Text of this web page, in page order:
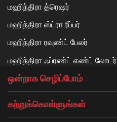
மஹிந்திரா த்ரெஷர்
மஹிந்திரா ஸ்ட்ரா ரீப்பர்
மஹிந்திரா ரவுண்ட் பேலர்
மஹிந்திரா ஃப்ரண்ட் எண்ட் லோடர்
ஒன்றாக செழிப்போம்
கற்றுக்கொள்ளுங்கள்